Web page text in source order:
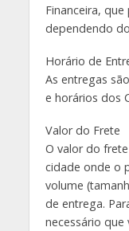
Financeira,
dependendo
Horário de
As entregas
e horários dos
Valor do Frete
O valor do
cidade onde o
volume
de entrega.
necessário